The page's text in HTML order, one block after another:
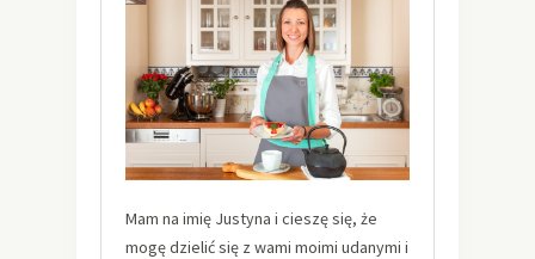
Mam na imię Justyna i cieszę się, że
mogę dzielić się z wami moimi udanymi i